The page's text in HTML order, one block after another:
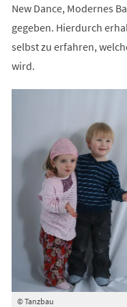
New Dance, Modernes
gegeben. Hierdurch
selbst zu erfahren,
wird.
© Tanzbau